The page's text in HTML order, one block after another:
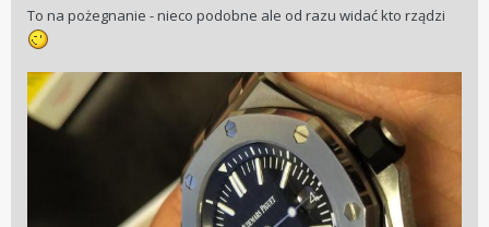
To na pożegnanie - nieco podobne ale od razu widać kto rządzi